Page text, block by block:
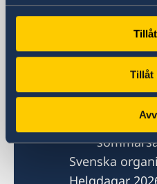
Tillåt
Kontakt
Lediga tjänster
Svenska